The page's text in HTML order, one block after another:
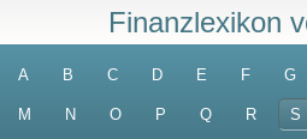
Finanzlexikon
A B C D E F G
M N O P Q R S